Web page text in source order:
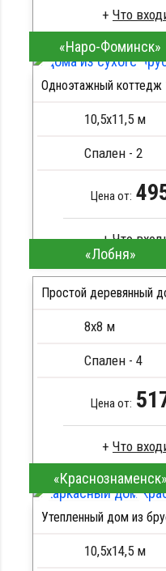
Брус естественной
Стропила, балки
Кровля
Сборка на
Металлические
«Наро-Фоминск»
Одноэтажный коттедж
10,5х11,5 м
Спален - 2
Цена от:
Клееный брус
Стропила, балки
Метизы, саморезы,
Сборка на
«Лобня»
Простой деревянный
8х8 м
Спален - 4
Цена от:
Сухой брус
Стропила, балки
Кровля
Сборка на
ПОДРОБНЕЕ
«Краснознаменск»
Утепленный дом из
10,5х14,5 м